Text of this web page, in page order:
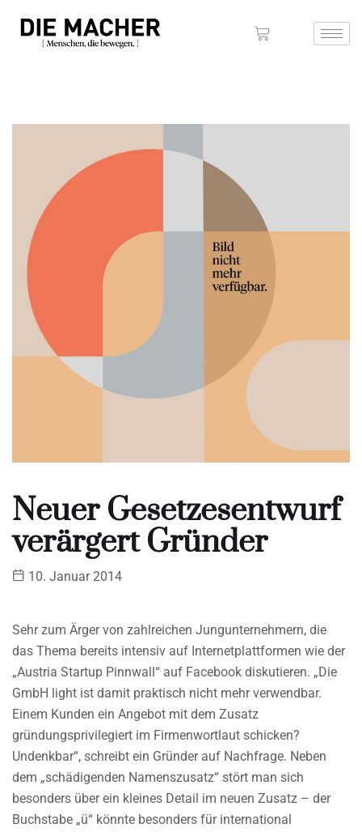
Neuer Gesetzesentwurf
verärgert Gründer
10. Januar 2014
Sehr zum Ärger von zahlreichen Jungunternehmern, die
das Thema bereits intensiv auf Internetplattformen wie der
„Austria Startup Pinnwall“ auf Facebook diskutieren. „Die
GmbH light ist damit praktisch nicht mehr verwendbar.
Einem Kunden ein Angebot mit dem Zusatz
gründungsprivilegiert im Firmenwortlaut schicken?
Undenkbar“, schreibt ein Gründer auf Nachfrage. Neben
dem „schädigenden Namenszusatz“ stört man sich
besonders über ein kleines Detail im neuen Zusatz – der
Buchstabe „ü“ könnte besonders für international